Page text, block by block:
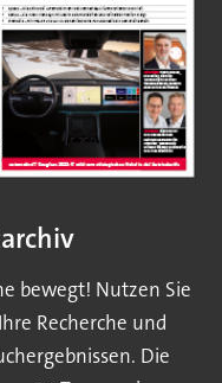
bewegt! Nutzen Sie
Recherche und
Die